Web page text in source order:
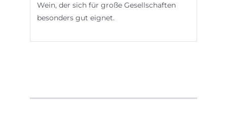
Wein, der sich für große Gesellschaften
besonders gut eignet.